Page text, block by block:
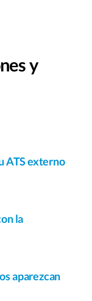
y
ATS externo
la
aparezcan